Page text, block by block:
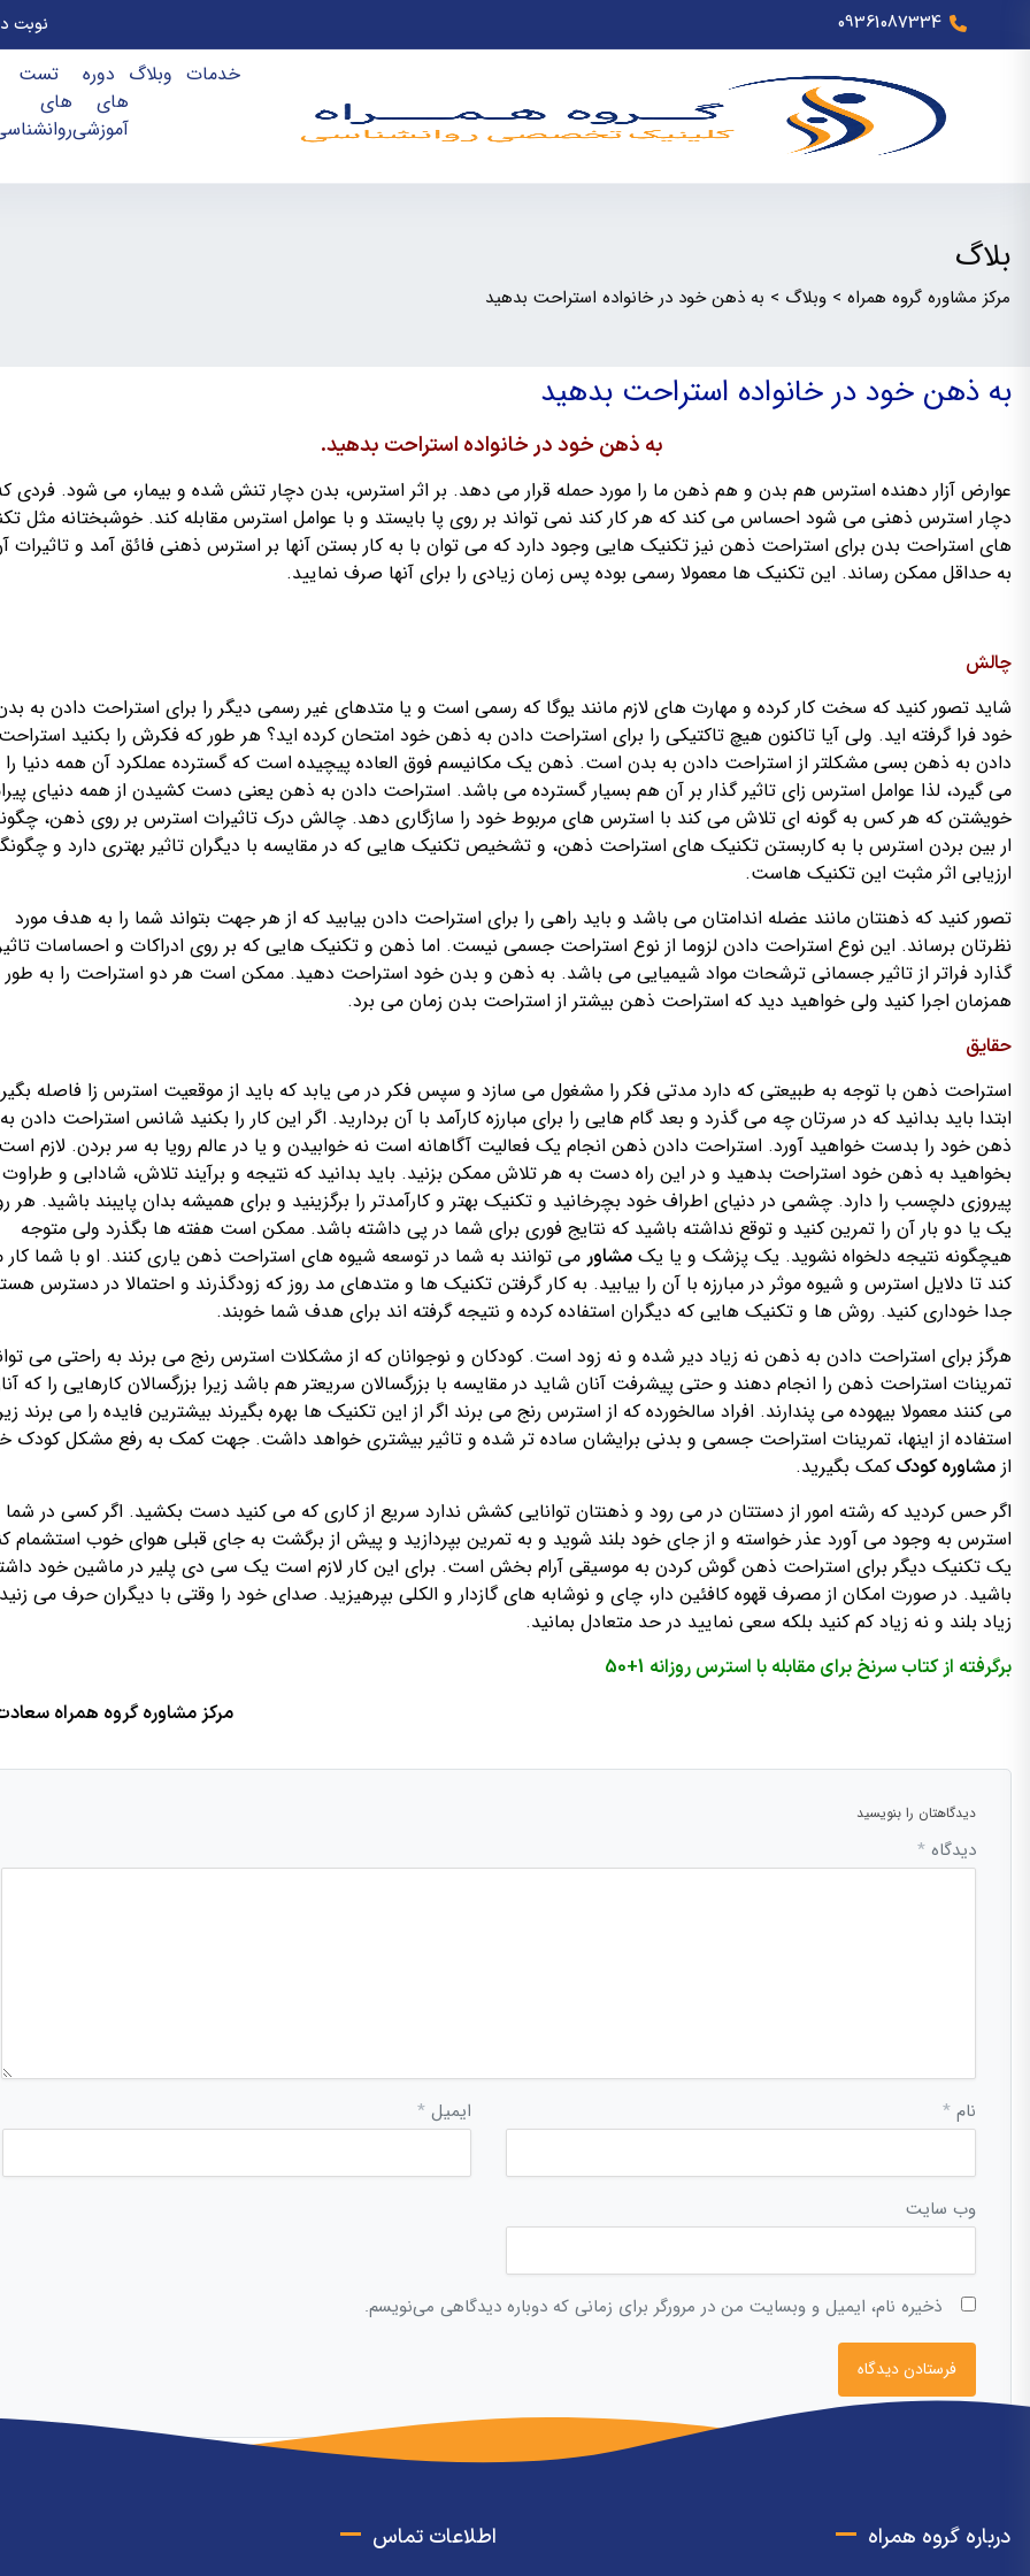
09361087334 نوبت
خدمات وبلاگ دوره
های
آموزشی
تست
های
بلاگ
مرکز مشاوره گروه همراه > وبلاگ > به ذهن خود در خانواده استراحت بدهید
به ذهن خود در خانواده استراحت بدهید
به ذهن خود در خانواده استراحت بدهید.
عوارض آزار دهنده استرس هم بدن و هم ذهن ما را مورد حمله قرار می دهد. بر اثر استرس، بدن دچار تنش شده و بیمار، می شود. فردی
دچار استرس ذهنی می شود احساس می کند که هر کار کند نمی تواند بر روی پا بایستد و با عوامل استرس مقابله کند. خوشبختانه مثل
های استراحت بدن برای استراحت ذهن نیز تکنیک هایی وجود دارد که می توان با به کار بستن آنها بر استرس ذهنی فائق آمد و تاثیرات
به حداقل ممکن رساند. این تکنیک ها معمولا رسمی بوده پس زمان زیادی را برای آنها صرف نمایید.
چالش
شاید تصور کنید که سخت کار کرده و مهارت های لازم مانند یوگا که رسمی است و یا متدهای غیر رسمی دیگر را برای استراحت دادن به
خود فرا گرفته اید. ولی آیا تاکنون هیچ تاکتیکی را برای استراحت دادن به ذهن خود امتحان کرده اید؟ هر طور که فکرش را بکنید استراحت
دادن به ذهن بسی مشکلتر از استراحت دادن به بدن است. ذهن یک مکانیسم فوق العاده پیچیده است که گسترده عملکرد آن همه دنیا را
می گیرد، لذا عوامل استرس زای تاثیر گذار بر آن هم بسیار گسترده می باشد. استراحت دادن به ذهن یعنی دست کشیدن از همه دنیای
خویشتن که هر کس به گونه ای تلاش می کند با استرس های مربوط خود را سازگاری دهد. چالش درک تاثیرات استرس بر روی ذهن،
ار بین بردن استرس با به کاربستن تکنیک های استراحت ذهن، و تشخیص تکنیک هایی که در مقایسه با دیگران تاثیر بهتری دارد و
ارزیابی اثر مثبت این تکنیک هاست.
تصور کنید که ذهنتان مانند عضله اندامتان می باشد و باید راهی را برای استراحت دادن بیابید که از هر جهت بتواند شما را به هدف مورد
نظرتان برساند. این نوع استراحت دادن لزوما از نوع استراحت جسمی نیست. اما ذهن و تکنیک هایی که بر روی ادراکات و احساسات
گذارد فراتر از تاثیر جسمانی ترشحات مواد شیمیایی می باشد. به ذهن و بدن خود استراحت دهید. ممکن است هر دو استراحت را به طور
همزمان اجرا کنید ولی خواهید دید که استراحت ذهن بیشتر از استراحت بدن زمان می برد.
حقایق
استراحت ذهن با توجه به طبیعتی که دارد مدتی فکر را مشغول می سازد و سپس فکر در می یابد که باید از موقعیت استرس زا فاصله
ابتدا باید بدانید که در سرتان چه می گذرد و بعد گام هایی را برای مبارزه کارآمد با آن بردارید. اگر این کار را بکنید شانس استراحت دادن به
ذهن خود را بدست خواهید آورد. استراحت دادن ذهن انجام یک فعالیت آگاهانه است نه خوابیدن و یا در عالم رویا به سر بردن. لازم است
بخواهید به ذهن خود استراحت بدهید و در این راه دست به هر تلاش ممکن بزنید. باید بدانید که نتیجه و برآیند تلاش، شادابی و
پیروزی دلچسب را دارد. چشمی در دنیای اطراف خود بچرخانید و تکنیک بهتر و کارآمدتر را برگزینید و برای همیشه بدان پایبند باشید. هر
یک یا دو بار آن را تمرین کنید و توقع نداشته باشید که نتایج فوری برای شما در پی داشته باشد. ممکن است هفته ها بگذرد ولی متوجه
هیچگونه نتیجه دلخواه نشوید. یک پزشک و یا یکمشاور می توانند به شما در توسعه شیوه های استراحت ذهن یاری کنند. او با شما
کند تا دلایل استرس و شیوه موثر در مبارزه با آن را بیابید. به کار گرفتن تکنیک ها و متدهای مد روز که زودگذرند و احتمالا در دسترس
جدا خوداری کنید. روش ها و تکنیک هایی که دیگران استفاده کرده و نتیجه گرفته اند برای هدف شما خوبند.
هرگز برای استراحت دادن به ذهن نه زیاد دیر شده و نه زود است. کودکان و نوجوانان که از مشکلات استرس رنج می برند به راحتی می
تمرینات استراحت ذهن را انجام دهند و حتی پیشرفت آنان شاید در مقایسه با بزرگسالان سریعتر هم باشد زیرا بزرگسالان کارهایی را که
می کنند معمولا بیهوده می پندارند. افراد سالخورده که از استرس رنج می برند اگر از این تکنیک ها بهره بگیرند بیشترین فایده را می برند
استفاده از اینها، تمرینات استراحت جسمی و بدنی برایشان ساده تر شده و تاثیر بیشتری خواهد داشت. جهت کمک به رفع مشکل کودک
ازمشاوره کودککمک بگیرید.
اگر حس کردید که رشته امور از دستتان در می رود و ذهنتان توانایی کشش ندارد سریع از کاری که می کنید دست بکشید. اگر کسی در شما
استرس به وجود می آورد عذر خواسته و از جای خود بلند شوید و به تمرین بپردازید و پیش از برگشت به جای قبلی هوای خوب استشمام
یک تکنیک دیگر برای استراحت ذهن گوش کردن به موسیقی آرام بخش است. برای این کار لازم است یک سی دی پلیر در ماشین خود
باشید. در صورت امکان از مصرف قهوه کافئین دار، چای و نوشابه های گازدار و الکلی بپرهیزید. صدای خود را وقتی با دیگران حرف می
زیاد بلند و نه زیاد کم کنید بلکه سعی نمایید در حد متعادل بمانید.
برگرفته از کتاب سرنخ برای مقابله با استرس روزانه 1+50
مرکز مشاوره گروه همراه سعادت
دیدگاهتان را بنویسید
دیدگاه*
نام* ایمیل *
وب‌ سایت
ذخیره نام، ایمیل و وبسایت من در مرورگر برای زمانی که دوباره دیدگاهی می‌نویسم.
درباره گروه همراه اطلاعات تماس